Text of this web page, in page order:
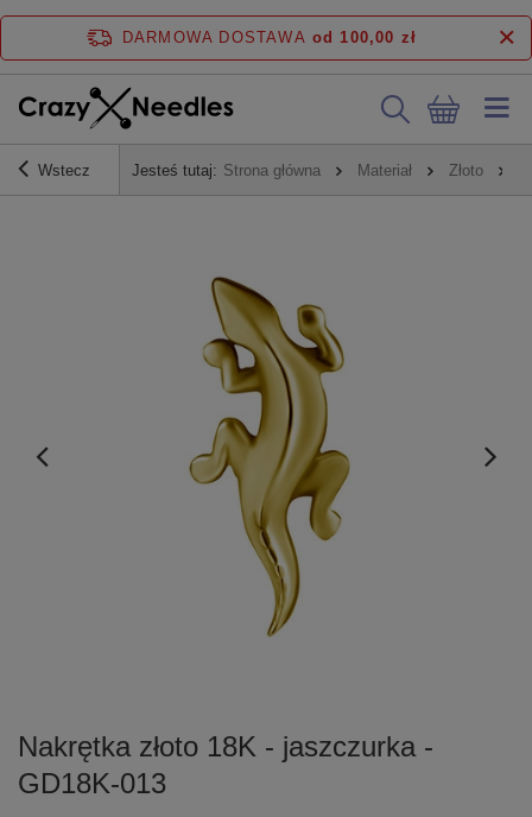
DARMOWA DOSTAWA od 100,00 zł
Wstecz Jesteś tutaj: Strona główna Materiał Złoto
Nakrętka złoto 18K - jaszczurka -
GD18K-013